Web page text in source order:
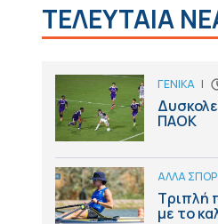
ΤΕΛΕΥΤΑΙΑ
ΓΕΝΙΚΑ |
ΠΑΟΚ
ΑΛΛΑ ΣΠΟΡ
Τριπλή
με το